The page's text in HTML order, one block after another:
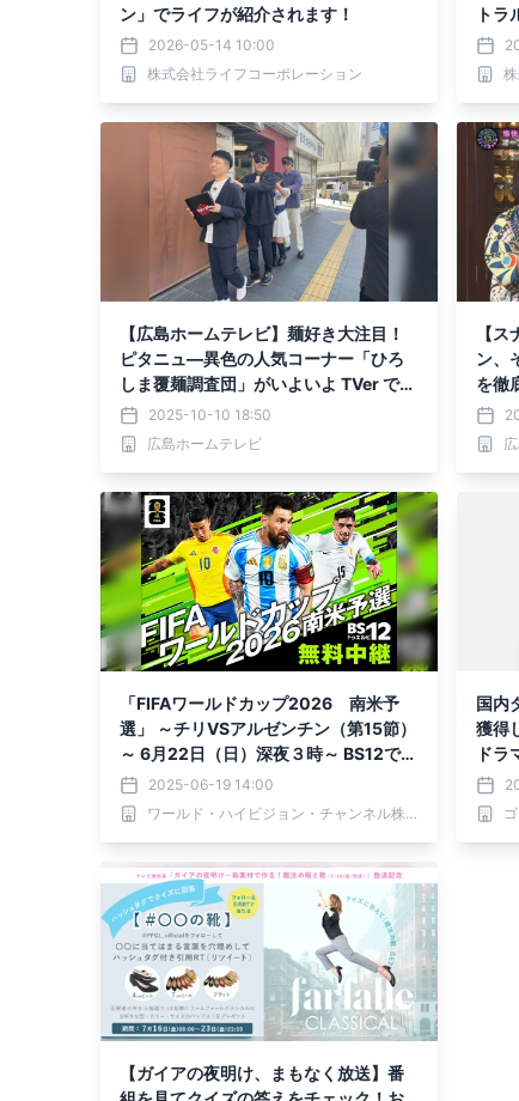
ン」でライフが紹介されます！
2026-05-14 10:00
株式会社ライフコーポレーション
トラ
介
【広島ホームテレビ】麺好き大注目！
ピタニュ―異色の人気コーナー「ひろ
しま覆麺調査団」がいよいよ TVer で初
配信！2025-10-10 18:50
広島ホームテレビ
【
ン、
を徹
放送
「FIFAワールドカップ2026 南米予
選」 ～チリVSアルゼンチン（第15節）
～ 6月22日（日）深夜３時～ BS12で無
料放送！TVer配信も。
2025-06-19 14:00
ワールド・ハイビジョン・チャンネル株式会社
国内
獲得
ドラ
にな
組「
【ガイアの夜明け、まもなく放送】番